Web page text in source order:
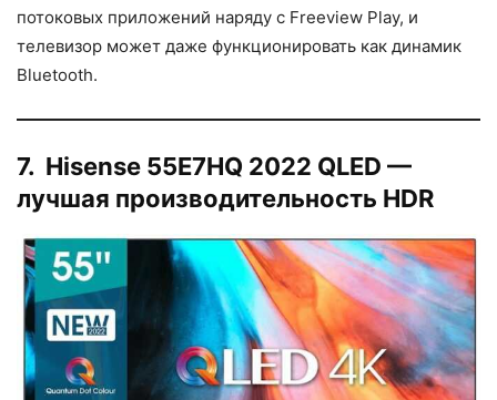
потоковых приложений наряду с Freeview Play, и
телевизор может даже функционировать как динамик
Bluetooth.
7. Hisense 55E7HQ 2022 QLED —
лучшая производительность HDR